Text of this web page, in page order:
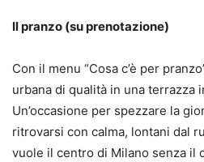
Il pranzo (su prenotazione)
Con il menu “Cosa c’è per
urbana di qualità in una terrazza
Un’occasione per spezzare la
ritrovarsi con calma, lontani dal
vuole il centro di Milano senza il